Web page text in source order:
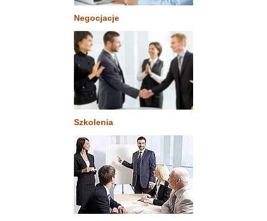
Negocjacje
Szkolenia